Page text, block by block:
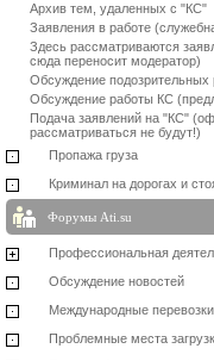
Архив тем, удаленных с "КС"
Заявления в работе
Здесь рассматриваются
сюда переносит модератор)
Обсуждение подозрительных
Обсуждение работы КС
Подача заявлений на "КС"
рассматриваться не будут!)
Пропажа груза
Криминал на дорогах и
Форумы Ati.su
Профессиональная
Обсуждение новостей
Международные перевозки
Проблемные места